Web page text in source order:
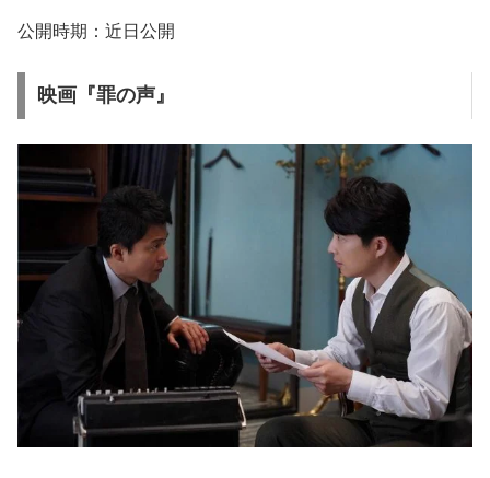
公開時期：近日公開
映画『罪の声』